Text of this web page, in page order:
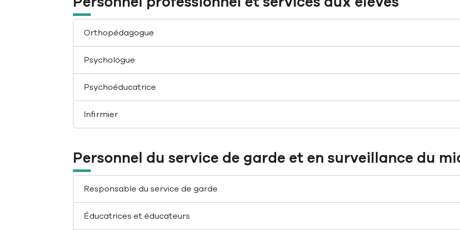
Orthopédagogue
Psychologue
Psychoéducatrice
Infirmier
Personnel du service de garde et en surveillance du
Responsable du service de garde
Éducatrices et éducateurs